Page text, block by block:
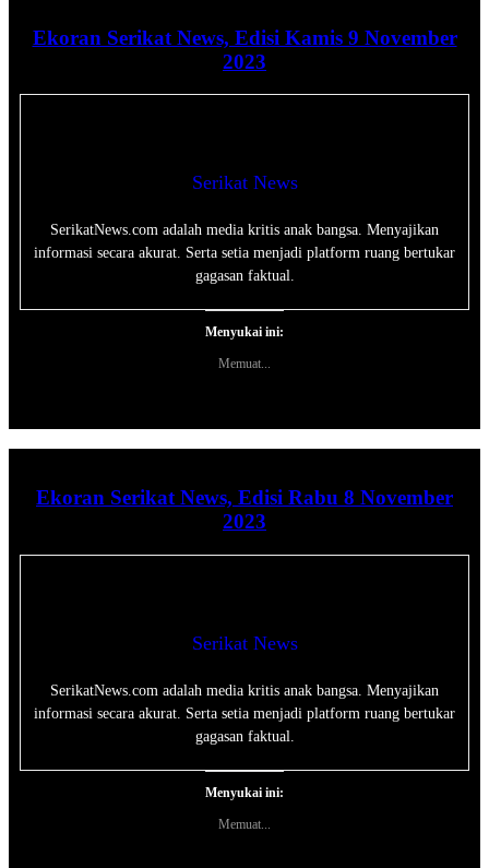
Ekoran Serikat News, Edisi Kamis 9 November
2023
Serikat News
SerikatNews.com adalah media kritis anak bangsa. Menyajikan
informasi secara akurat. Serta setia menjadi platform ruang bertukar
gagasan faktual.
Menyukai ini:
Memuat...
Ekoran Serikat News, Edisi Rabu 8 November
2023
Serikat News
SerikatNews.com adalah media kritis anak bangsa. Menyajikan
informasi secara akurat. Serta setia menjadi platform ruang bertukar
gagasan faktual.
Menyukai ini:
Memuat...